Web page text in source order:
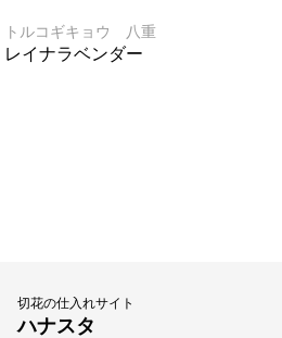
トルコギキョウ 八重
レイナラベンダー
切花の仕入れサイト
ハナスタ